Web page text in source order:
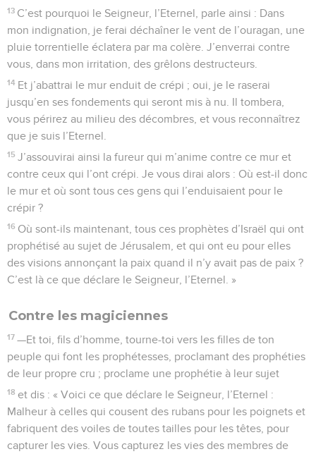
13 C’est pourquoi le Seigneur, l’Eternel, parle ainsi : Dans
mon indignation, je ferai déchaîner le vent de l’ouragan, une
pluie torrentielle éclatera par ma colère. J’enverrai contre
vous, dans mon irritation, des grêlons destructeurs.
14 Et j’abattrai le mur enduit de crépi ; oui, je le raserai
jusqu’en ses fondements qui seront mis à nu. Il tombera,
vous périrez au milieu des décombres, et vous reconnaîtrez
que je suis l’Eternel.
15 J’assouvirai ainsi la fureur qui m’anime contre ce mur et
contre ceux qui l’ont crépi. Je vous dirai alors : Où est-il donc
le mur et où sont tous ces gens qui l’enduisaient pour le
crépir ?
16 Où sont-ils maintenant, tous ces prophètes d’Israël qui ont
prophétisé au sujet de Jérusalem, et qui ont eu pour elles
des visions annonçant la paix quand il n’y avait pas de paix ?
C’est là ce que déclare le Seigneur, l’Eternel. »
Contre les magiciennes
17 —Et toi, fils d’homme, tourne-toi vers les filles de ton
peuple qui font les prophétesses, proclamant des prophéties
de leur propre cru ; proclame une prophétie à leur sujet
18 et dis : « Voici ce que déclare le Seigneur, l’Eternel :
Malheur à celles qui cousent des rubans pour les poignets et
fabriquent des voiles de toutes tailles pour les têtes, pour
capturer les vies. Vous capturez les vies des membres de